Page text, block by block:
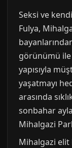
Seksi ve
Fulya,
görünümü ile
yapısıyla
yaşatmayı
arasında
sonbahar
Mihalgazi
Mihalgazi elit